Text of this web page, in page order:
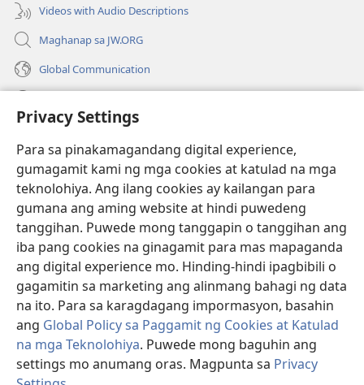
Privacy Settings
Para sa pinakamagandang digital experience,
gumagamit kami ng mga cookies at katulad na mga
teknolohiya. Ang ilang cookies ay kailangan para
gumana ang aming website at hindi puwedeng
tanggihan. Puwede mong tanggapin o tanggihan ang
iba pang cookies na ginagamit para mas mapaganda
ang digital experience mo. Hinding-hindi ipagbibili o
gagamitin sa marketing ang alinmang bahagi ng data
na ito. Para sa karagdagang impormasyon, basahin
ang Global Policy sa Paggamit ng Cookies at Katulad
na mga Teknolohiya. Puwede mong baguhin ang
settings mo anumang oras. Magpunta sa Privacy
Videos with Audio Descriptions
Maghanap sa JW.ORG
Global Communication
(may
na
bagong
window)
Watchtower ONLINE LIBRARY™
(may
bubukas
na
bagong
window)
JW Hub ®
(may
bubukas
bagong
window)
JW Library ®
Watchtower Library®
Copyright